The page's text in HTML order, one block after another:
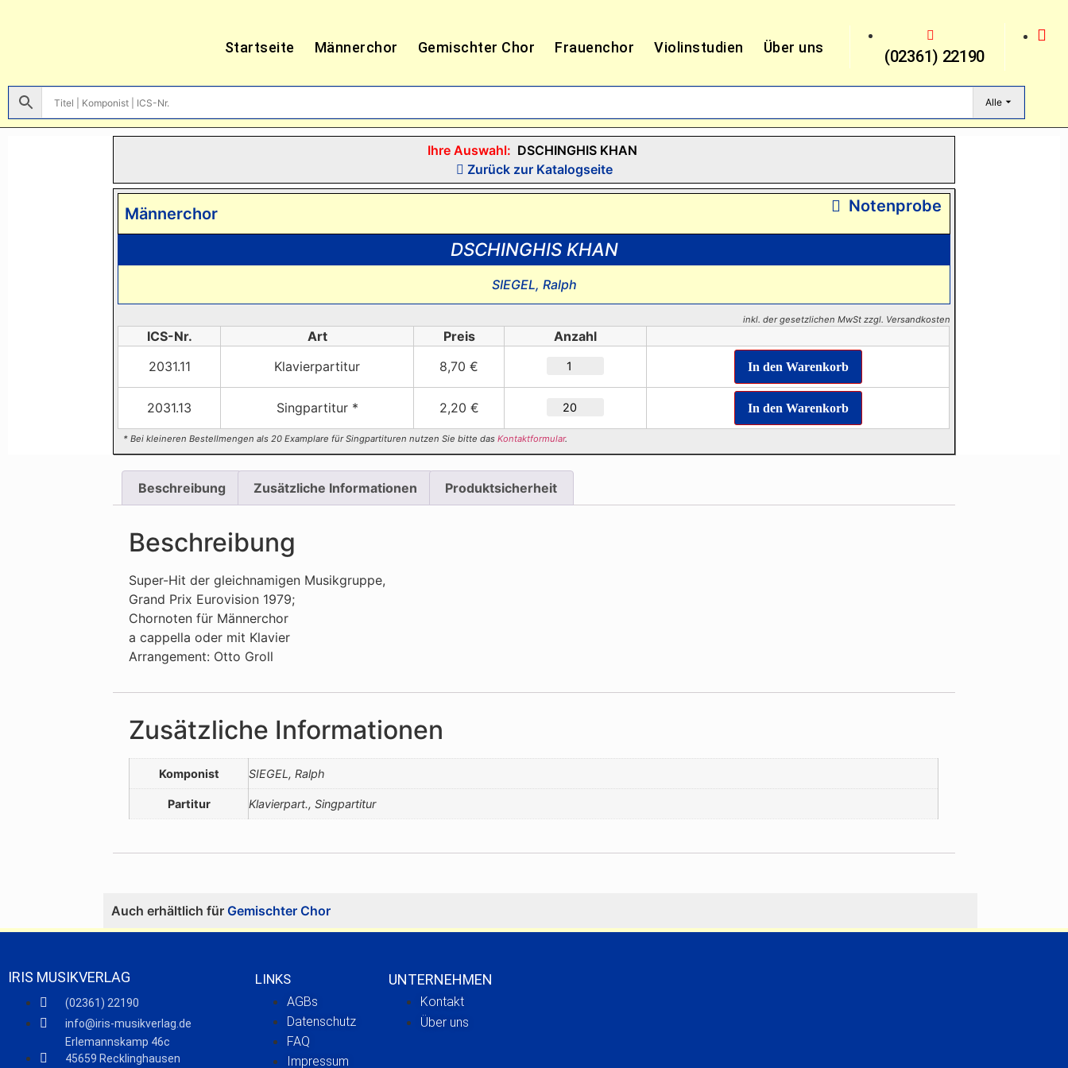
Startseite Männerchor Gemischter Chor Frauenchor Violinstudien Über uns (02361) 22190
Alle
Ihre Auswahl: DSCHINGHIS KHAN
Zurück zur Katalogseite
Männerchor Notenprobe
DSCHINGHIS KHAN
SIEGEL, Ralph
inkl. der gesetzlichen MwSt zzgl. Versandkosten
ICS-Nr. Art Preis
Anzahl
2031.11
Klavierpartitur 8,70 €
2031.13 Singpartitur * 2,20 €
* Bei kleineren Bestellmengen als 20 Examplare für Singpartituren nutzen Sie bitte das Kontaktformular.
Beschreibung Zusätzliche Informationen Produktsicherheit
Beschreibung
Super-Hit der gleichnamigen Musikgruppe,
Grand Prix Eurovision 1979;
Chornoten für Männerchor
a cappella oder mit Klavier
Arrangement: Otto Groll
Zusätzliche Informationen
Komponist SIEGEL, Ralph
Partitur Klavierpart., Singpartitur
Auch erhältlich fürGemischter Chor
IRIS MUSIKVERLAG
(02361) 22190
info@iris-musikverlag.de
Erlemannskamp 46c
45659 Recklinghausen
LINKS
AGBs
Datenschutz
FAQ
Impressum
UNTERNEHMEN
Kontakt
Über uns